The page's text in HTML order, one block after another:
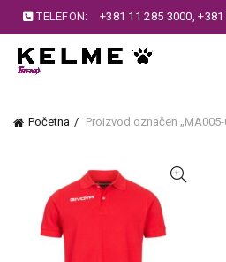
TELEFON: +381 11 285 3000,
Početna Proizvod označen „MA005-